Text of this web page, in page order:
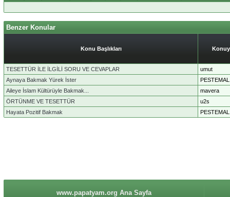
Benzer Konular
Konu Başlıkları
TESETTÜR İLE İLGİLİ SORU VE CEVAPLAR
umut
Aynaya Bakmak Yürek İster
PESTEMAL
Aileye İslam Kültürüyle Bakmak...
mavera
ÖRTÜNME VE TESETTÜR
u2s
Hayata Pozitif Bakmak
PESTEMAL
www.papatyam.org Ana Sayfa